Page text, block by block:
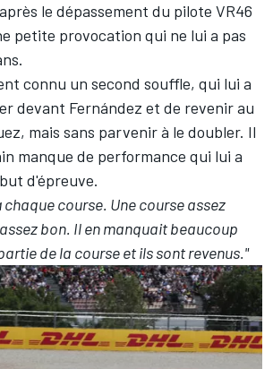
le dépassement du pilote VR46
petite provocation qui ne lui a pas
.
connu un second souffle, qui lui a
devant Fernández et de revenir au
mais sans parvenir à le doubler. Il
manque de performance qui lui a
d'épreuve.
chaque course. Une course assez
bon. Il en manquait beaucoup
de la course et ils sont revenus."